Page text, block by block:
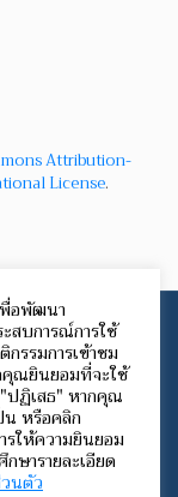
Attribution-
License.
Network.
อพัฒนา
สบการณ์การใช้
รรมการเข้าชม
ณยินยอมที่จะใช้
ปฏิเสธ" หากคุณ
น หรือคลิก
รให้ความยินยอม
ษารายละเอียด
นตัว